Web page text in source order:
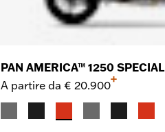
PAN AMERICA™ 1250 SPECIAL
A partire da € 20.900
+